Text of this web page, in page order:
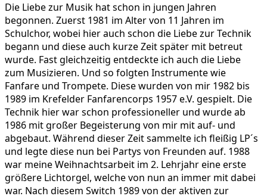
Die Liebe zur Musik hat schon in jungen Jahren
begonnen. Zuerst 1981 im Alter von 11 Jahren im
Schulchor, wobei hier auch schon die Liebe zur Technik
begann und diese auch kurze Zeit später mit betreut
wurde. Fast gleichzeitig entdeckte ich auch die Liebe
zum Musizieren. Und so folgten Instrumente wie
Fanfare und Trompete. Diese wurden von mir 1982 bis
1989 im Krefelder Fanfarencorps 1957 e.V. gespielt. Die
Technik hier war schon professioneller und wurde ab
1986 mit großer Begeisterung von mir mit auf- und
abgebaut. Während dieser Zeit sammelte ich fleißig LP´s
und legte diese nun bei Partys von Freunden auf. 1988
war meine Weihnachtsarbeit im 2. Lehrjahr eine erste
größere Lichtorgel, welche von nun an immer mit dabei
war. Nach diesem Switch 1989 von der aktiven zur